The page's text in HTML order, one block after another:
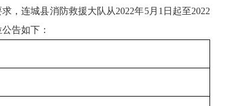
连城县消防救援大队从2022年5月1日起至2022
告如下：